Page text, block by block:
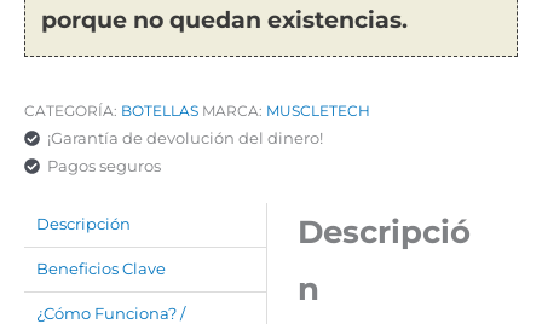
porque no quedan existencias.
CATEGORÍA: BOTELLAS MARCA: MUSCLETECH
¡Garantía de devolución del dinero!
Pagos seguros
Descripción
Beneficios Clave
¿Cómo Funciona? /
Descripció
n